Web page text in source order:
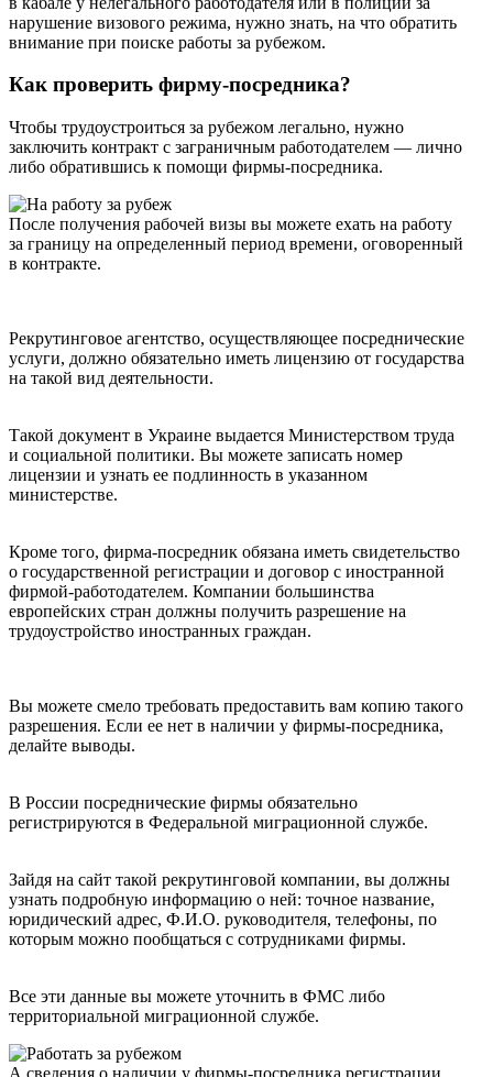
нарушение визового режима, нужно знать, на что обратить
внимание при поиске работы за рубежом.
Как проверить фирму-посредника?
Чтобы трудоустроиться за рубежом легально, нужно
заключить контракт с заграничным работодателем — лично
либо обратившись к помощи фирмы-посредника.
После получения рабочей визы вы можете ехать на работу
за границу на определенный период времени, оговоренный
в контракте.
Рекрутинговое агентство, осуществляющее посреднические
услуги, должно обязательно иметь лицензию от государства
на такой вид деятельности.
Такой документ в Украине выдается Министерством труда
и социальной политики. Вы можете записать номер
лицензии и узнать ее подлинность в указанном
министерстве.
Кроме того, фирма-посредник обязана иметь свидетельство
о государственной регистрации и договор с иностранной
фирмой-работодателем. Компании большинства
европейских стран должны получить разрешение на
трудоустройство иностранных граждан.
Вы можете смело требовать предоставить вам копию такого
разрешения. Если ее нет в наличии у фирмы-посредника,
делайте выводы.
В России посреднические фирмы обязательно
регистрируются в Федеральной миграционной службе.
Зайдя на сайт такой рекрутинговой компании, вы должны
узнать подробную информацию о ней: точное название,
юридический адрес, Ф.И.О. руководителя, телефоны, по
которым можно пообщаться с сотрудниками фирмы.
Все эти данные вы можете уточнить в ФМС либо
территориальной миграционной службе.